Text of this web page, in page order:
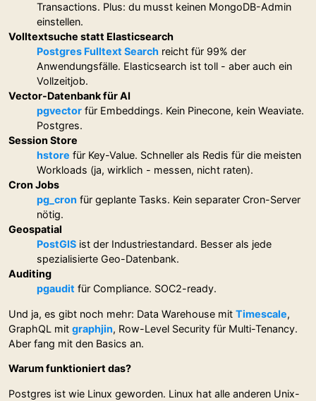
Transactions. Plus: du musst keinen MongoDB-Admin
einstellen.
Volltextsuche statt Elasticsearch
Postgres Fulltext Search reicht für 99% der
Anwendungsfälle. Elasticsearch ist toll - aber auch ein
Vollzeitjob.
Vector-Datenbank für AI
pgvector für Embeddings. Kein Pinecone, kein Weaviate.
Postgres.
Session Store
hstore für Key-Value. Schneller als Redis für die meisten
Workloads (ja, wirklich - messen, nicht raten).
Cron Jobs
pg_cron für geplante Tasks. Kein separater Cron-Server
nötig.
Geospatial
PostGIS ist der Industriestandard. Besser als jede
spezialisierte Geo-Datenbank.
Auditing
pgaudit für Compliance. SOC2-ready.
Und ja, es gibt noch mehr: Data Warehouse mit Timescale,
GraphQL mit graphjin, Row-Level Security für Multi-Tenancy.
Aber fang mit den Basics an.
Warum funktioniert das?
Postgres ist wie Linux geworden. Linux hat alle anderen Unix-